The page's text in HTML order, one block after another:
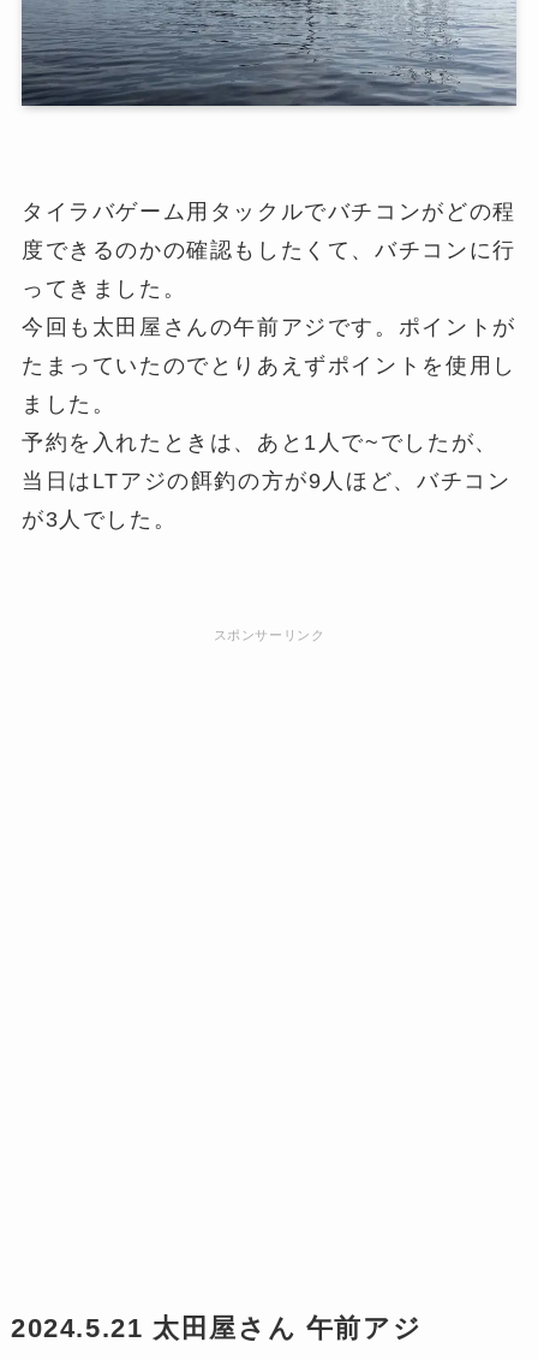
タイラバゲーム用タックルでバチコンがどの程
度できるのかの確認もしたくて、バチコンに行
ってきました。
今回も太田屋さんの午前アジです。ポイントが
たまっていたのでとりあえずポイントを使用し
ました。
予約を入れたときは、あと1人で~でしたが、
当日はLTアジの餌釣の方が9人ほど、バチコン
が3人でした。
スポンサーリンク
2024.5.21 太田屋さん 午前アジ